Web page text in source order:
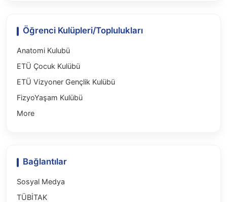
Öğrenci Kulüpleri/Toplulukları
Anatomi Kulubü
ETÜ Çocuk Kulübü
ETÜ Vizyoner Gençlik Kulübü
FizyoYaşam Kulübü
More
Bağlantılar
Sosyal Medya
TÜBİTAK